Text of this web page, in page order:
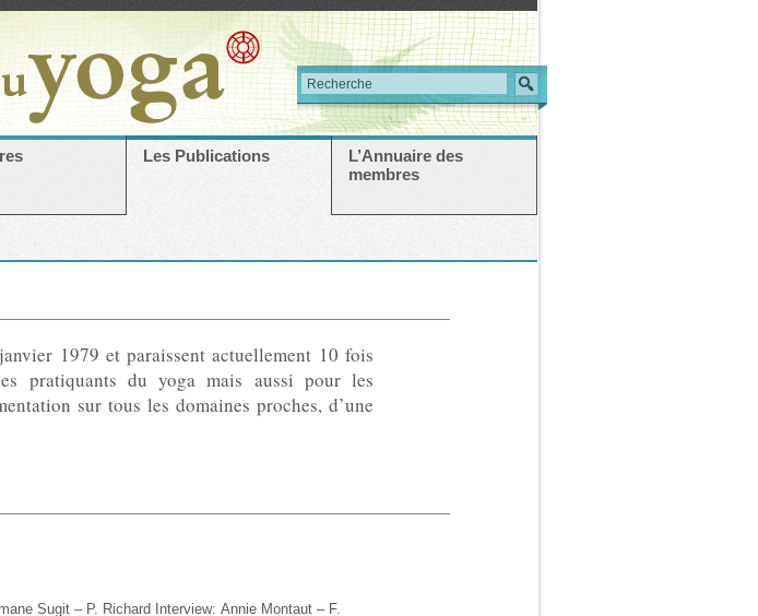
Les Publications
L’Annuaire des
membres
1979 et paraissent actuellement 10 fois
pratiquants du yoga mais aussi pour les
sur tous les domaines proches, d’une
Sugit – P. Richard Interview: Annie Montaut – F.